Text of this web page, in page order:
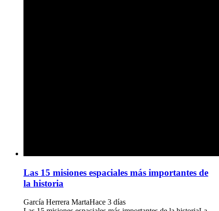
Las 15 misiones espaciales más importantes de
la historia
García Herrera MartaHace 3 días